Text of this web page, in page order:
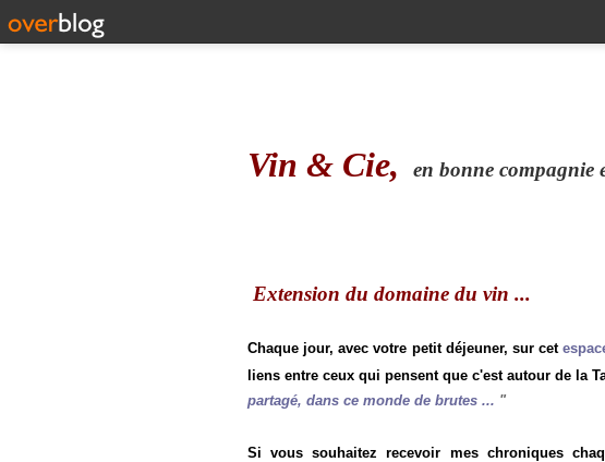
Vin & Cie, en bonne compagnie
Extension du domaine du vin ...
Chaque jour, avec votre petit déjeuner, sur cet
liens entre ceux qui pensent que c'est autour de la
partagé, dans ce monde de brutes ... "
Si vous souhaitez recevoir mes chroniques